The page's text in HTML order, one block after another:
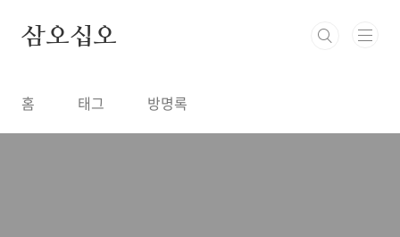
삼오십오
홈 태그 방명록